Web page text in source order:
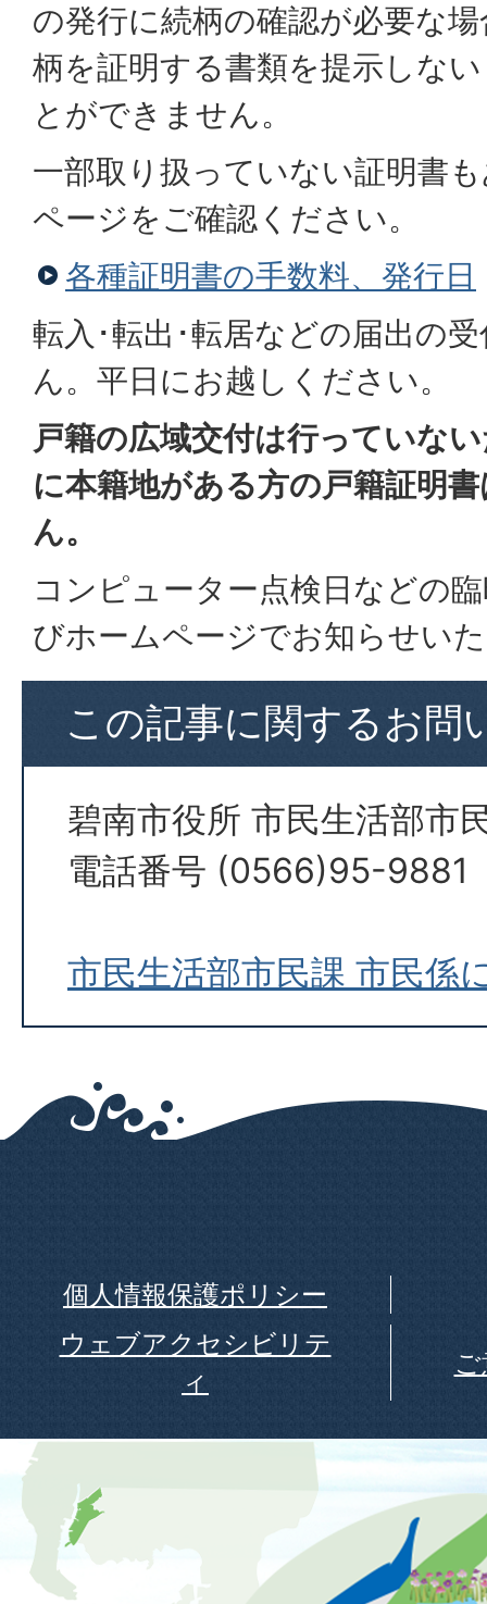
の発行に続柄の確認が必要な
柄を証明する書類を提示しな
とができません。
一部取り扱っていない証明書
ページをご確認ください。
各種証明書の手数料、発行日
転入･転出･転居などの届出の
ん。平日にお越しください。
戸籍の広域交付は行っていな
に本籍地がある方の戸籍証明
ん。
コンピューター点検日などの
びホームページでお知らせい
この記事に関するお問
碧南市役所 市民生活部市
電話番号 (0566)95-9881
市民生活部市民課 市民係
個人情報保護ポリシー
ウェブアクセシビリテ
ィ